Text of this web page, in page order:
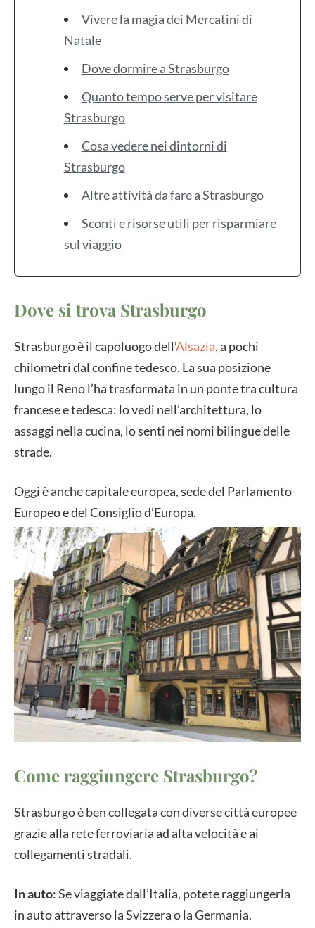
Vivere la magia dei Mercatini di
Natale
Dove dormire a Strasburgo
Quanto tempo serve per visitare
Strasburgo
Cosa vedere nei dintorni di
Strasburgo
Altre attività da fare a Strasburgo
Sconti e risorse utili per risparmiare
sul viaggio
Dove si trova Strasburgo
Strasburgo è il capoluogo dell’Alsazia, a pochi
chilometri dal confine tedesco. La sua posizione
lungo il Reno l’ha trasformata in un ponte tra cultura
francese e tedesca: lo vedi nell’architettura, lo
assaggi nella cucina, lo senti nei nomi bilingue delle
strade.
Oggi è anche capitale europea, sede del Parlamento
Europeo e del Consiglio d’Europa.
Come raggiungere Strasburgo?
Strasburgo è ben collegata con diverse città europee
grazie alla rete ferroviaria ad alta velocità e ai
collegamenti stradali.
In auto: Se viaggiate dall’Italia, potete raggiungerla
in auto attraverso la Svizzera o la Germania.